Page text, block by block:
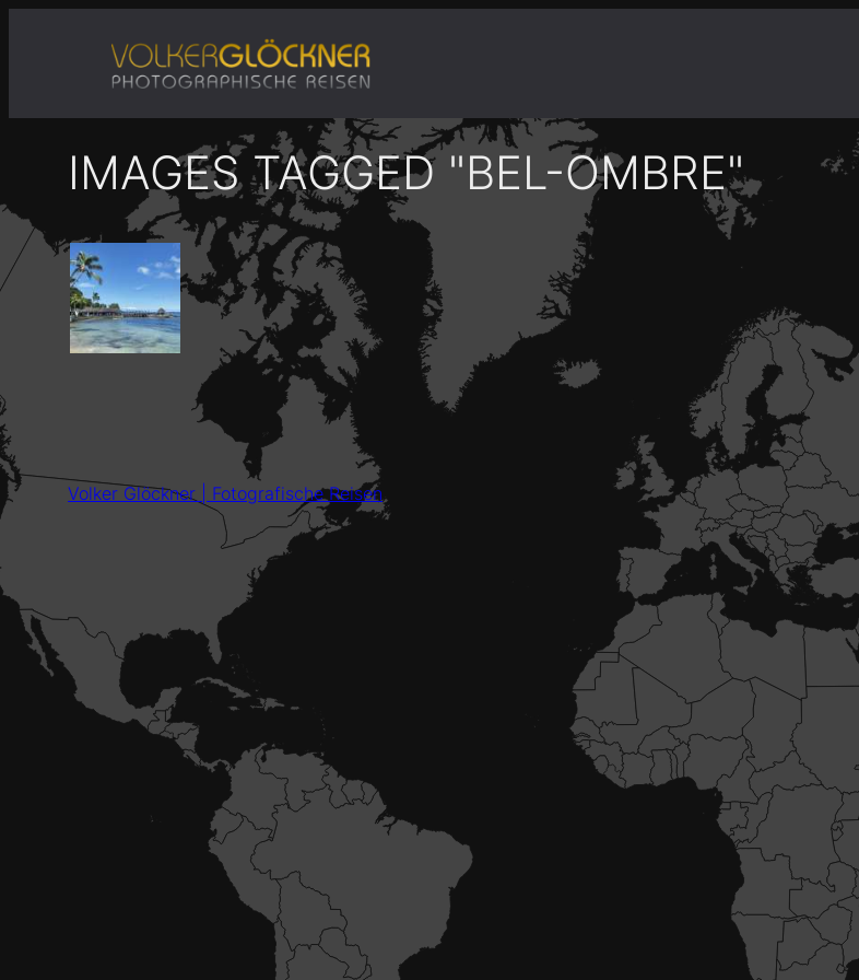
IMAGES TAGGED "BEL-OMBRE"
Volker Glöckner | Fotografische Reisen